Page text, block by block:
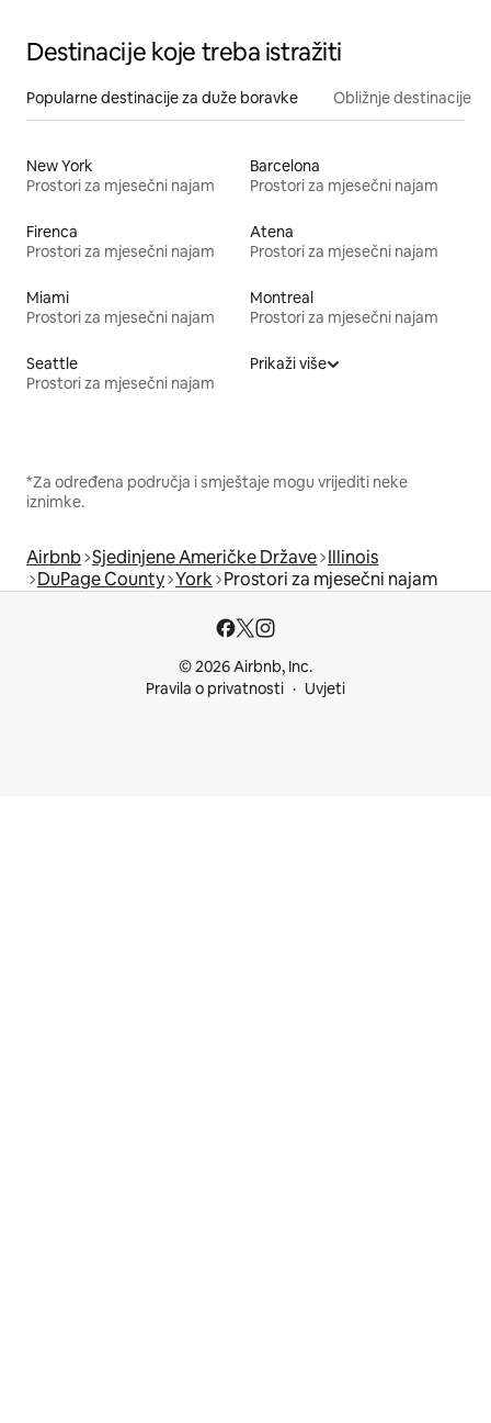
Destinacije koje treba istražiti
Popularne destinacije za duže boravke Obližnje destinacije
New York
Prostori za mjesečni najam
Barcelona
Prostori za mjesečni najam
Firenca
Prostori za mjesečni najam
Atena
Prostori za mjesečni najam
Miami
Prostori za mjesečni najam
Montreal
Prostori za mjesečni najam
Seattle
Prostori za mjesečni najam
Prikaži više
*Za određena područja i smještaje mogu vrijediti neke
iznimke.
Airbnb Sjedinjene Američke Države Illinois
DuPage County York Prostori za mjesečni najam
© 2026 Airbnb, Inc.
Pravila o privatnosti
Uvjeti